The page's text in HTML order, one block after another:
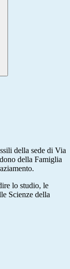
della sede di Via
della Famiglia​
lo studio, le
Scienze della